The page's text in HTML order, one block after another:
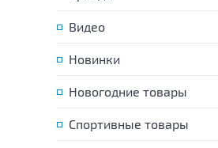
Видео
Новинки
Новогодние товары
Спортивные товары